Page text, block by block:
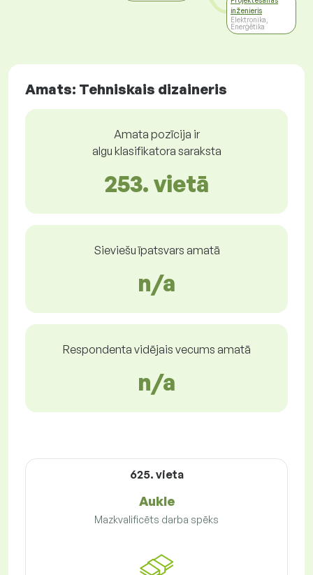
inženieris
Elektronika,
Enerģētika
Amats: Tehniskais dizaineris
Amata pozīcija ir
algu klasifikatora saraksta
253. vietā
Sieviešu īpatsvars amatā
n/a
Respondenta vidējais vecums amatā
n/a
625. vieta
Aukle
Mazkvalificēts darba spēks